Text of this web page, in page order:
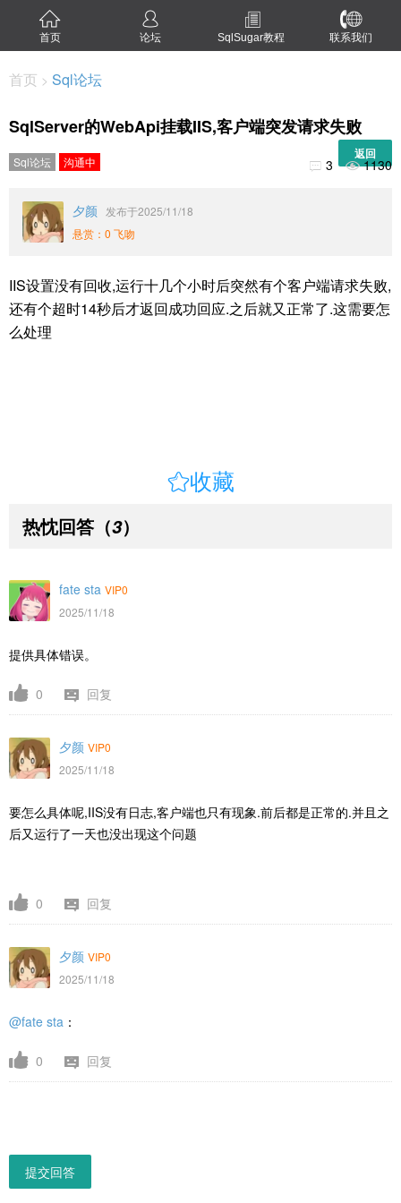
首页 论坛 SqlSugar教程 联系我们
首页 > Sql论坛
SqlServer的WebApi挂载IIS,客户端突发请求失败
返回
Sql论坛 沟通中  3 1130
夕颜 发布于2025/11/18
悬赏：0 飞吻
IIS设置没有回收,运行十几个小时后突然有个客户端请求失败,
还有个超时14秒后才返回成功回应.之后就又正常了.这需要怎
么处理
收藏
热忱回答 （3）
fate sta VIP0
2025/11/18
提供具体错误。
0 回复
夕颜 VIP0
2025/11/18
要怎么具体呢,IIS没有日志,客户端也只有现象.前后都是正常的.并且之
后又运行了一天也没出现这个问题
0 回复
夕颜 VIP0
2025/11/18
@fate sta ：
0 回复
提交回答